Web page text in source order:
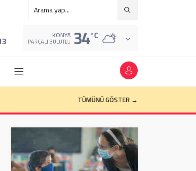
KONYA
PARÇALI BULUTLU 34°C
TÜMÜNÜ GÖSTER →